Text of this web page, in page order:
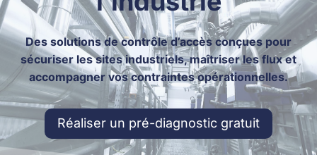
Des solutions de contrôle d’accès conçues pour
sécuriser les sites industriels, maîtriser les flux et
accompagner vos contraintes opérationnelles.
Réaliser un pré-diagnostic gratuit